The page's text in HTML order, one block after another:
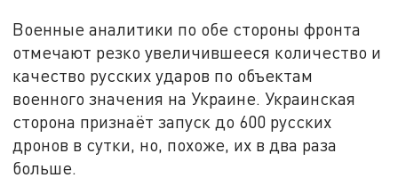
Военные аналитики по обе стороны фронта
отмечают резко увеличившееся количество и
качество русских ударов по объектам
военного значения на Украине. Украинская
сторона признаёт запуск до 600 русских
дронов в сутки, но, похоже, их в два раза
больше.